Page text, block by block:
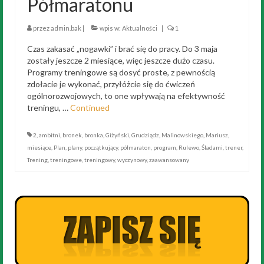
przezadmin.bak | wpis w: Aktualności | 1
Czas zakasać „nogawki” i brać się do pracy. Do 3 maja
zostały jeszcze 2 miesiące, więc jeszcze dużo czasu.
Programy treningowe są dosyć proste, z pewnością
zdołacie je wykonać, przyłóżcie się do ćwiczeń
ogólnorozwojowych, to one wpływają na efektywność
treningu, …Continued
2 ambitni bronek bronka Giżyński Grudziądz Malinowskiego Mariusz
miesiące Plan plany, początkujący, półmaraton program Rulewo Śladami trener,
Trening treningowe treningowy, wyczynowy, zaawansowany